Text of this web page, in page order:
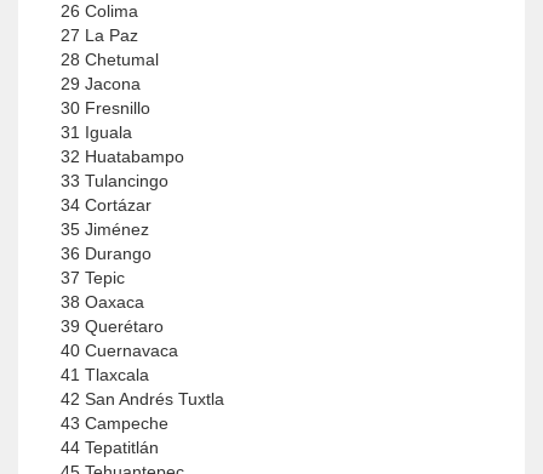
26 Colima
27 La Paz
28 Chetumal
29 Jacona
30 Fresnillo
31 Iguala
32 Huatabampo
33 Tulancingo
34 Cortázar
35 Jiménez
36 Durango
37 Tepic
38 Oaxaca
39 Querétaro
40 Cuernavaca
41 Tlaxcala
42 San Andrés Tuxtla
43 Campeche
44 Tepatitlán